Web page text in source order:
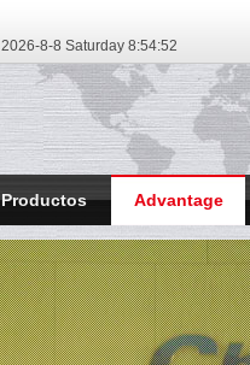
2026-8-8 Saturday 8:54:52
Productos Advantage